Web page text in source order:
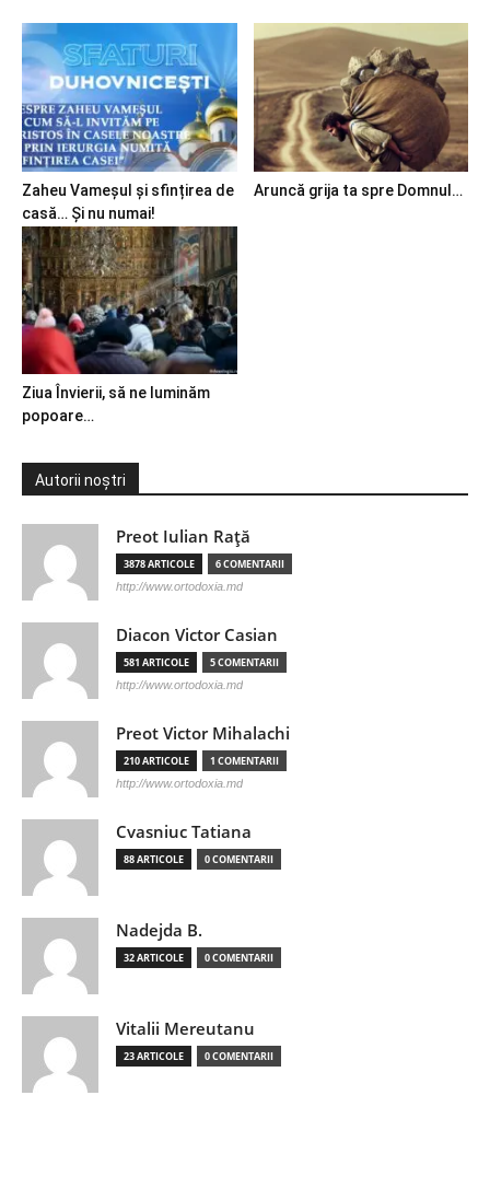
Zaheu Vameșul și sfințirea de
casă… Și nu numai!
Aruncă grija ta spre Domnul…
Ziua Învierii, să ne luminăm
popoare…
Autorii noștri
Preot Iulian Raţă
3878 ARTICOLE 6 COMENTARII
http://www.ortodoxia.md
Diacon Victor Casian
581 ARTICOLE 5 COMENTARII
http://www.ortodoxia.md
Preot Victor Mihalachi
210 ARTICOLE 1 COMENTARII
http://www.ortodoxia.md
Cvasniuc Tatiana
88 ARTICOLE 0 COMENTARII
Nadejda B.
32 ARTICOLE 0 COMENTARII
Vitalii Mereutanu
23 ARTICOLE 0 COMENTARII